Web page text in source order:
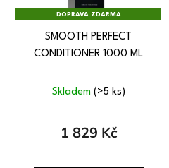
DOPRAVA ZDARMA
SMOOTH PERFECT
CONDITIONER 1000 ML
Skladem (>5 ks)
1 829 Kč